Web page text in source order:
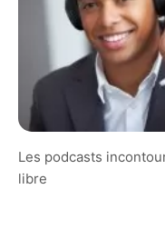
Les podcasts
libre